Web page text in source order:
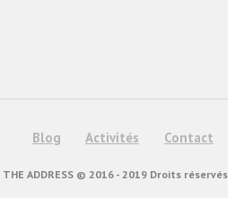
Blog Activités Contact
THE ADDRESS © 2016 - 2019 Droits réservés